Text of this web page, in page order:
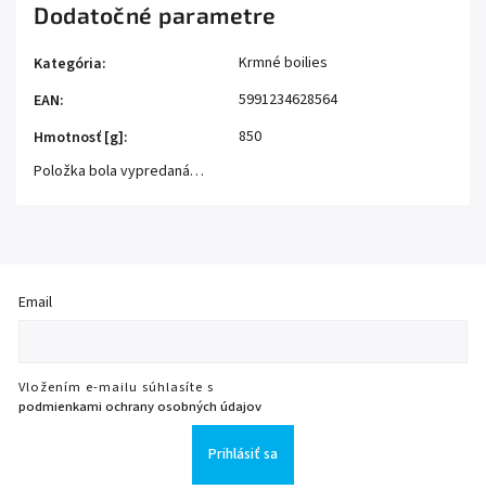
Dodatočné parametre
Kategória:
Krmné boilies
EAN:
5991234628564
Hmotnosť [g]:
850
Položka bola vypredaná…
Email
Vložením e-mailu súhlasíte s
podmienkami ochrany osobných údajov
Prihlásiť sa